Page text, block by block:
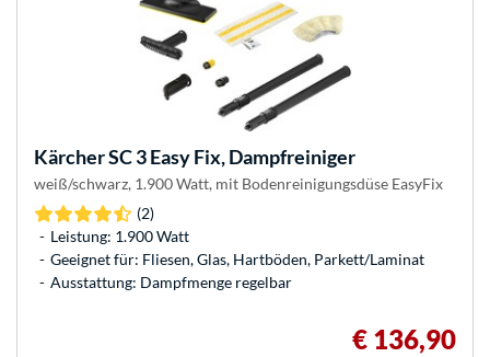
KärcherSC 3 Easy Fix, Dampfreiniger
weiß/schwarz, 1.900 Watt, mit Bodenreinigungsdüse EasyFix
(2)
Leistung: 1.900 Watt
Geeignet für: Fliesen, Glas, Hartböden, Parkett/Laminat
Ausstattung: Dampfmenge regelbar
€ 136,90